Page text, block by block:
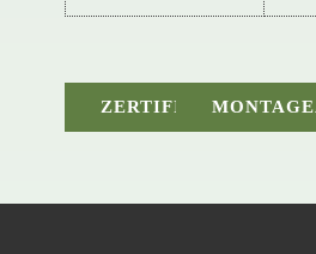
PDF DATENBLATT
ZERTIFIKAT